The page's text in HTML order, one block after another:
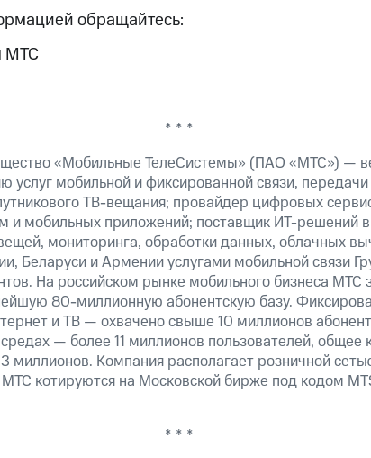
обращайтесь:
МТС
* * *
«Мобильные ТелеСистемы» (ПАО «МТС») —
услуг мобильной и фиксированной связи,
ТВ-вещания; провайдер цифровых
и мобильных приложений; поставщик ИТ-решений
мониторинга, обработки данных, облачных
Беларуси и Армении услугами мобильной связи
На российском рынке мобильного бизнеса
80-миллионную абонентскую базу.
и ТВ — охвачено свыше 10 миллионов
— более 11 миллионов пользователей, общее
миллионов. Компания располагает розничной
котируются на Московской бирже под кодом
* * *